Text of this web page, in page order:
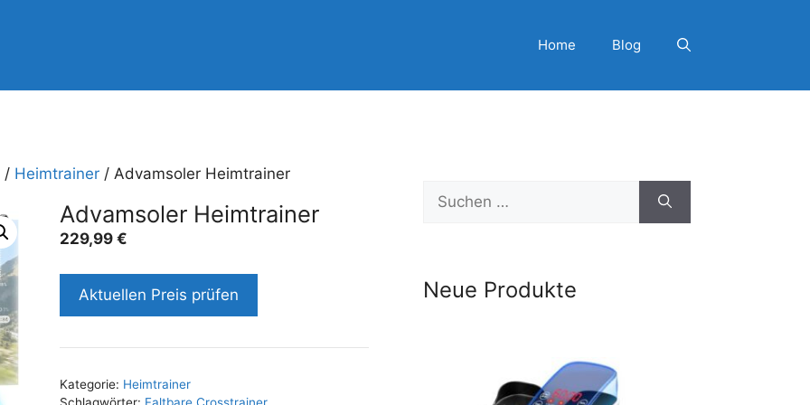
Home Blog
/ Heimtrainer / Advamsoler Heimtrainer
Advamsoler Heimtrainer
229,99 €
Aktuellen Preis prüfen
Kategorie: Heimtrainer
Schlagwörter: Faltbare Crosstrainer,
Suchen
nach:
Neue Produkte